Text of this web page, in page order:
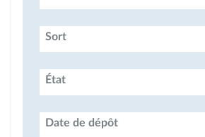
Sort
État
Date de dépôt